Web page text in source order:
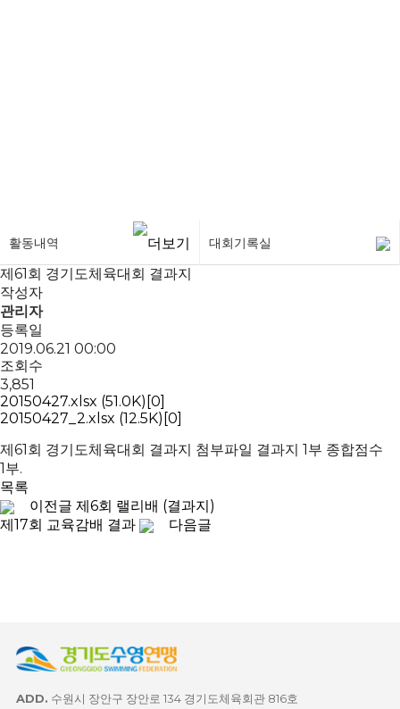
활동내역 대회기록실
제61회 경기도체육대회 결과지
작성자
관리자
등록일
2019.06.21 00:00
조회수
3,851
20150427.xlsx (51.0K) [0]
20150427_2.xlsx (12.5K) [0]
제61회 경기도체육대회 결과지 첨부파일 결과지 1부 종합점수
1부.
목록
이전글 제6회 랠리배 (결과지)
제17회 교육감배 결과
다음글
ADD. 수원시 장안구 장안로 134 경기도체육회관 816호